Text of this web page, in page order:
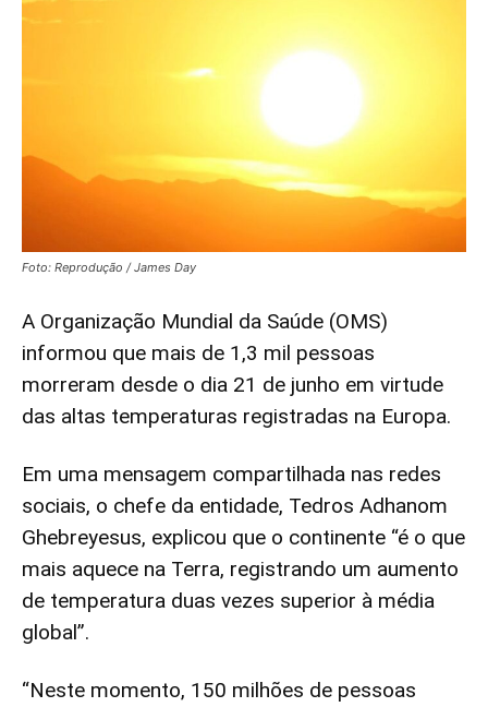
Foto: Reprodução / James Day
A Organização Mundial da Saúde (OMS)
informou que mais de 1,3 mil pessoas
morreram desde o dia 21 de junho em virtude
das altas temperaturas registradas na Europa.
Em uma mensagem compartilhada nas redes
sociais, o chefe da entidade, Tedros Adhanom
Ghebreyesus, explicou que o continente “é o que
mais aquece na Terra, registrando um aumento
de temperatura duas vezes superior à média
global”.
“Neste momento, 150 milhões de pessoas